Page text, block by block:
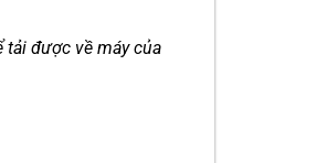
tải được về máy của